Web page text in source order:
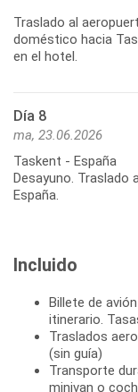
Traslado al
doméstico hacia
Día 8
ma, 23.06.2026
Taskent - España
Desayuno. Traslado
España.
Incluido
Billete de
itinerario.
Traslados
(sin guía)
Transporte
minivan o